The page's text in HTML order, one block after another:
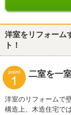
洋室をリフォーム
ト！
二室を一
洋室のリフォームで
構造上、木造住宅で